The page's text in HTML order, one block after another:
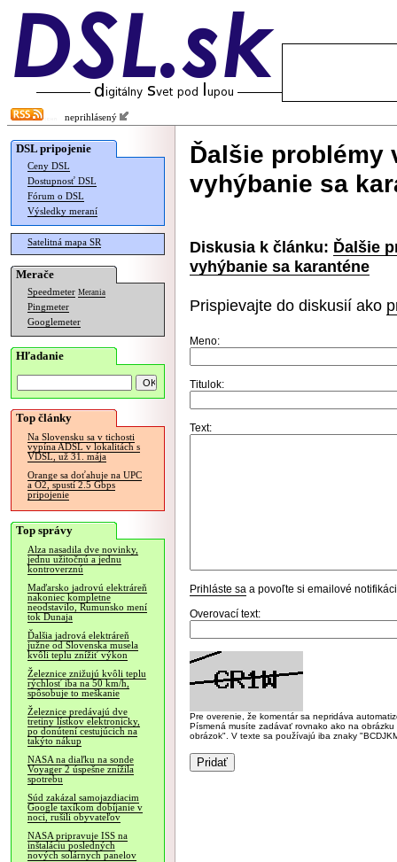
neprihlásený
DSL pripojenie
Ceny DSL
Dostupnosť DSL
Fórum o DSL
Výsledky meraní
Satelitná mapa SR
Merače
Speedmeter Merania
Pingmeter
Googlemeter
Hľadanie
Top články
Na Slovensku sa v tichosti
vypína ADSL v lokalitách s
VDSL, už 31. mája
Orange sa doťahuje na UPC
a O2, spustí 2.5 Gbps
pripojenie
Top správy
Alza nasadila dve novinky,
jednu užitočnú a jednu
kontroverznú
Maďarsko jadrovú elektráreň
nakoniec kompletne
neodstavilo, Rumunsko mení
tok Dunaja
Ďalšia jadrová elektráreň
južne od Slovenska musela
kvôli teplu znížiť výkon
Železnice znižujú kvôli teplu
rýchlosť iba na 50 km/h,
spôsobuje to meškanie
Železnice predávajú dve
tretiny lístkov elektronicky,
po donútení cestujúcich na
takýto nákup
NASA na diaľku na sonde
Voyager 2 úspešne znížila
spotrebu
Súd zakázal samojazdiacim
Google taxíkom dobíjanie v
noci, rušili obyvateľov
NASA pripravuje ISS na
inštaláciu posledných
nových solárnych panelov
Ďalšie problémy
vyhýbanie sa
Diskusia k článku: Ďalšie
vyhýbanie sa karanténe
Prispievajte do diskusií ako
Meno:
Titulok:
Text:
Prihláste sa a povoľte si emailové
Overovací text:
Pre overenie, že komentár sa nepridáva
Písmená musíte zadávať rovnako ako na
obrázok". V texte sa používajú iba znaky